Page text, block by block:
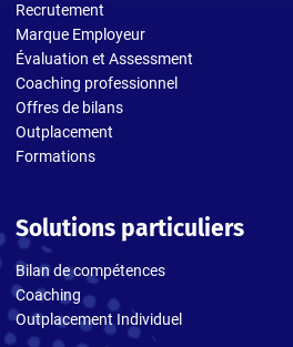
Recrutement
Marque Employeur
Évaluation et Assessment
Coaching professionnel
Offres de bilans
Outplacement
Formations
Solutions particuliers
Bilan de compétences
Coaching
Outplacement Individuel